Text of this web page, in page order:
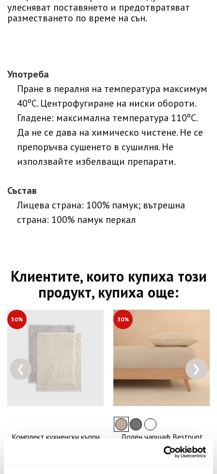
улесняват поставянето и предотвратяват
разместването по време на сън.
Употреба
Пране в пералня на температура максимум
40ºC. Центрофугиране на ниски обороти.
Гладене: максимална температура 110ºC.
Да не се дава на химическо чистене. Не се
препоръчва сушенето в сушилня. Не
използвайте избелващи препарати.
Състав
Лицева страна: 100% памук; вътрешна
страна: 100% памук перкал
Клиентите, които купиха този
продукт, купиха още:
50%
Комплект кухненски кърпи
30%
Долен чаршаф Bestpunt
72.37лв.
‹ ›